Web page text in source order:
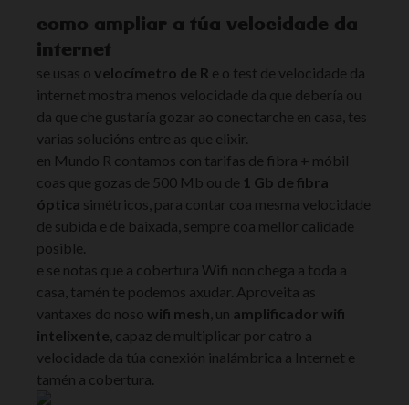
como ampliar a túa velocidade da
internet
se usas o velocímetro de R e o test de velocidade da
internet mostra menos velocidade da que debería ou
da que che gustaría gozar ao conectarche en casa, tes
varias solucións entre as que elixir.
en Mundo R contamos con tarifas de fibra + móbil
coas que gozas de 500 Mb ou de 1 Gb de fibra
óptica simétricos, para contar coa mesma velocidade
de subida e de baixada, sempre coa mellor calidade
posible.
e se notas que a cobertura Wifi non chega a toda a
casa, tamén te podemos axudar. Aproveita as
vantaxes do noso wifi mesh , un amplificador wifi
intelixente , capaz de multiplicar por catro a
velocidade da túa conexión inalámbrica a Internet e
tamén a cobertura.